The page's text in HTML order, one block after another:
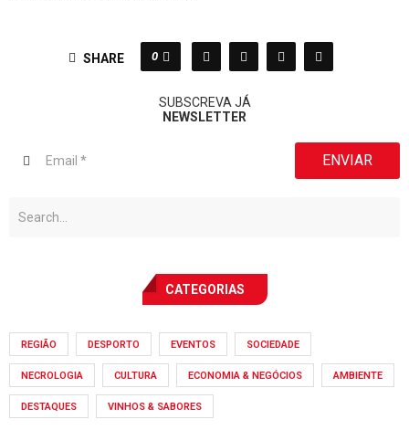
SHARE 0
SUBSCREVA JÁ
NEWSLETTER
ENVIAR
CATEGORIAS
REGIÃO DESPORTO EVENTOS SOCIEDADE
NECROLOGIA CULTURA ECONOMIA & NEGÓCIOS AMBIENTE
DESTAQUES VINHOS & SABORES